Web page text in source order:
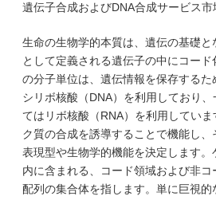
遺伝子合成およびDNA合成サービス市
生命の生物学的本質は、遺伝の基礎
として定義される遺伝子の中にコー
の分子単位は、遺伝情報を保存する
シリボ核酸（DNA）を利用しており
てはリボ核酸（RNA）を利用してい
ク質の合成を誘導することで機能し
表現型や生物学的機能を決定します
内に含まれる、コード領域および非
配列の集合体を指します。単に巨視